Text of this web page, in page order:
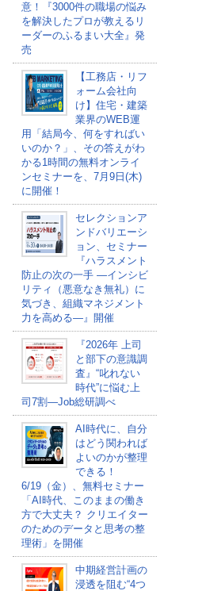
意！『3000件の職場の悩み
を解決したプロが教えるリ
ーダーのふるまい大全』発
売
【工務店・リフ
ォーム会社向
け】住宅・建築
業界のWEB運
用「結局今、何をすればい
いのか？」、その答えがわ
かる1時間の無料オンライ
ンセミナーを、7月9日(木)
に開催！
セレクションア
ンドバリエーシ
ョン、セミナー
『ハラスメント
防止の次の一手 ―インシビ
リティ（悪意なき無礼）に
気づき、組織マネジメント
力を高める―』開催
『2026年 上司
と部下の意識調
査』“叱れない
時代”に悩む上
司7割―Job総研調べ
AI時代に、自分
はどう関われば
よいのかが整理
できる！
6/19（金）、無料セミナー
「AI時代、このままの働き
方で大丈夫？ クリエイター
のためのデータと思考の整
理術」を開催
中期経営計画の
浸透を阻む“4つ